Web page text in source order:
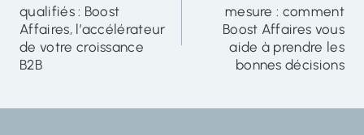
l'article
qualifiés : Boost
Affaires, l’accélérateur
de votre croissance
B2B
mesure : comment
Boost Affaires vous
aide à prendre les
bonnes décisions